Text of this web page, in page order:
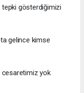
tepki gösterdiğimizi
gelince kimse
cesaretimiz yok